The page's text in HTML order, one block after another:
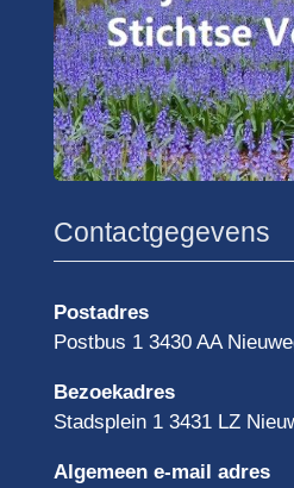
Contactgegevens
Postadres
Postbus 1 3430 AA
Bezoekadres
Stadsplein 1 3431 LZ
Algemeen e-mail adres